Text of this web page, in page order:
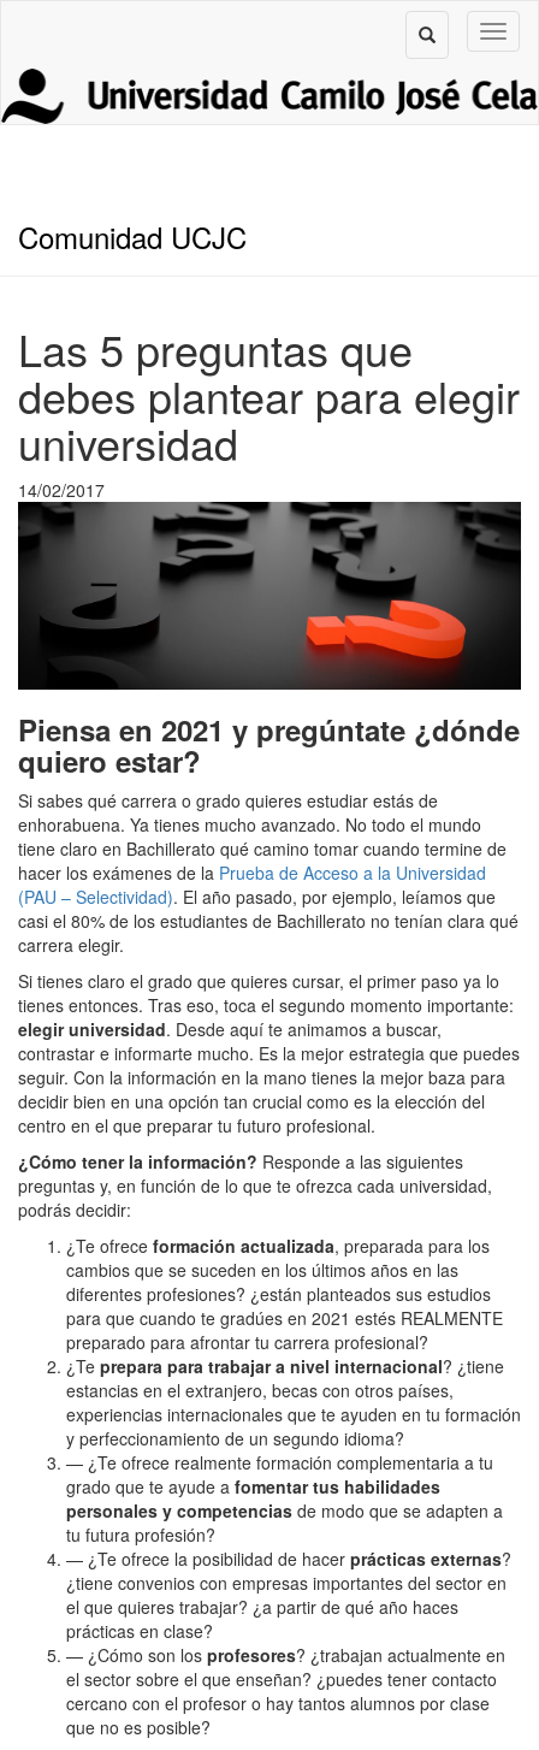
Comunidad UCJC
Las 5 preguntas que
debes plantear para elegir
universidad
14/02/2017
Piensa en 2021 y pregúntate ¿dónde
quiero estar?
Si sabes qué carrera o grado quieres estudiar estás de
enhorabuena. Ya tienes mucho avanzado. No todo el mundo
tiene claro en Bachillerato qué camino tomar cuando termine de
hacer los exámenes de la Prueba de Acceso a la Universidad
(PAU – Selectividad). El año pasado, por ejemplo, leíamos que
casi el 80% de los estudiantes de Bachillerato no tenían clara qué
carrera elegir.
Si tienes claro el grado que quieres cursar, el primer paso ya lo
tienes entonces. Tras eso, toca el segundo momento importante:
elegir universidad. Desde aquí te animamos a buscar,
contrastar e informarte mucho. Es la mejor estrategia que puedes
seguir. Con la información en la mano tienes la mejor baza para
decidir bien en una opción tan crucial como es la elección del
centro en el que preparar tu futuro profesional.
¿Cómo tener la información? Responde a las siguientes
preguntas y, en función de lo que te ofrezca cada universidad,
podrás decidir:
¿Te ofrece formación actualizada, preparada para los
cambios que se suceden en los últimos años en las
diferentes profesiones? ¿están planteados sus estudios
para que cuando te gradúes en 2021 estés REALMENTE
preparado para afrontar tu carrera profesional?
¿Te prepara para trabajar a nivel internacional? ¿tiene
estancias en el extranjero, becas con otros países,
experiencias internacionales que te ayuden en tu formación
y perfeccionamiento de un segundo idioma?
— ¿Te ofrece realmente formación complementaria a tu
grado que te ayude a fomentar tus habilidades
personales y competencias de modo que se adapten a
tu futura profesión?
— ¿Te ofrece la posibilidad de hacer prácticas externas?
¿tiene convenios con empresas importantes del sector en
el que quieres trabajar? ¿a partir de qué año haces
prácticas en clase?
— ¿Cómo son los profesores? ¿trabajan actualmente en
el sector sobre el que enseñan? ¿puedes tener contacto
cercano con el profesor o hay tantos alumnos por clase
que no es posible?